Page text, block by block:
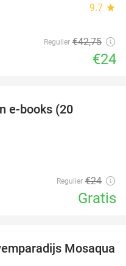
9.7 star
Regulier €42,75
€24
e-books (20
Regulier €24
Gratis
25%
Mosaqua